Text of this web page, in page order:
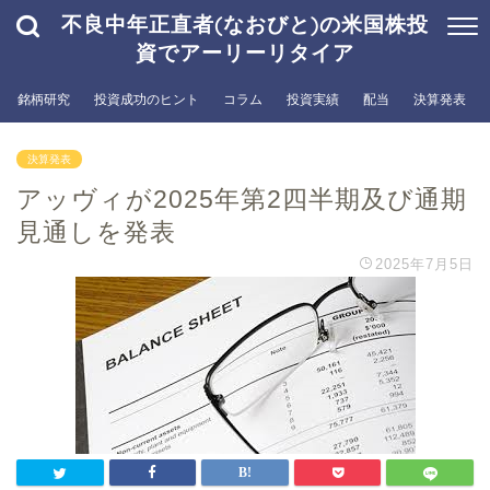
不良中年正直者(なおびと)の米国株投
資でアーリーリタイア
銘柄研究 投資成功のヒント コラム 投資実績 配当 決算発表
決算発表
アッヴィが2025年第2四半期及び通期
見通しを発表
2025年7月5日